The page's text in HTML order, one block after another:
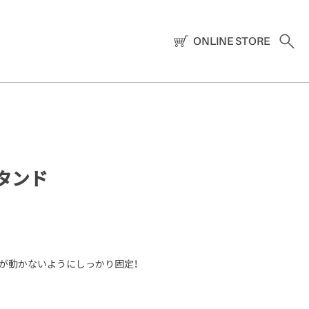
ONLINE STORE
ンド
動かないようにしっかり固定！